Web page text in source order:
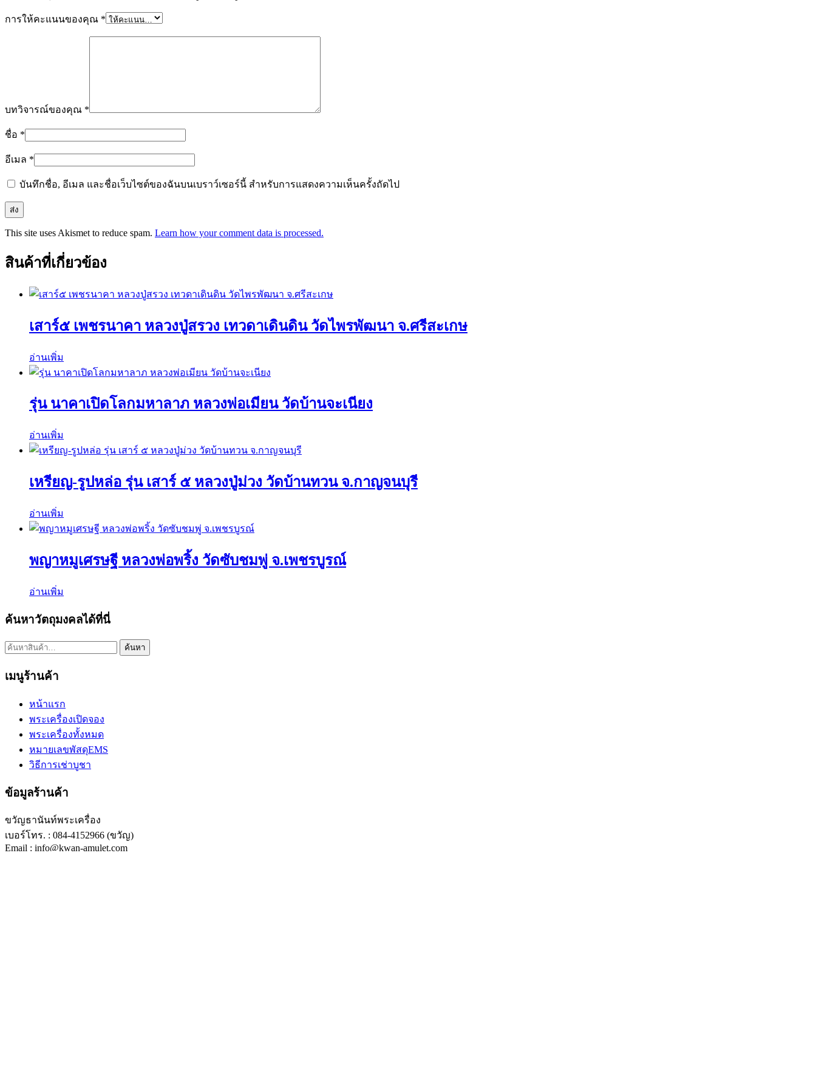
การให้คะแนนของคุณ *
บทวิจารณ์ของคุณ *
ชื่อ *
อีเมล *
บันทึกชื่อ, อีเมล และชื่อเว็บไซต์ของฉันบนเบราว์เซอร์นี้ สำหรับการแสดงความเห็นครั้งถัดไป
This site uses Akismet to reduce spam. Learn how your comment data is processed.
สินค้าที่เกี่ยวข้อง
เสาร์๕ เพชรนาคา หลวงปู่สรวง เทวดาเดินดิน วัดไพรพัฒนา จ.ศรีสะเกษ
อ่านเพิ่ม
รุ่น นาคาเปิดโลกมหาลาภ หลวงพ่อเมียน วัดบ้านจะเนียง
อ่านเพิ่ม
เหรียญ-รูปหล่อ รุ่น เสาร์ ๕ หลวงปู่ม่วง วัดบ้านทวน จ.กาญจนบุรี
อ่านเพิ่ม
พญาหมูเศรษฐี หลวงพ่อพริ้ง วัดซับชมพู่ จ.เพชรบูรณ์
อ่านเพิ่ม
ค้นหาวัตถุมงคลได้ที่นี่
ค้นหา: ค้นหา
เมนูร้านค้า
หน้าแรก
พระเครื่องเปิดจอง
พระเครื่องทั้งหมด
หมายเลขพัสดุEMS
วิธีการเช่าบูชา
ข้อมูลร้านค้า
ขวัญธานันท์พระเครื่อง
เบอร์โทร. : 084-4152966 (ขวัญ)
Email : info@kwan-amulet.com